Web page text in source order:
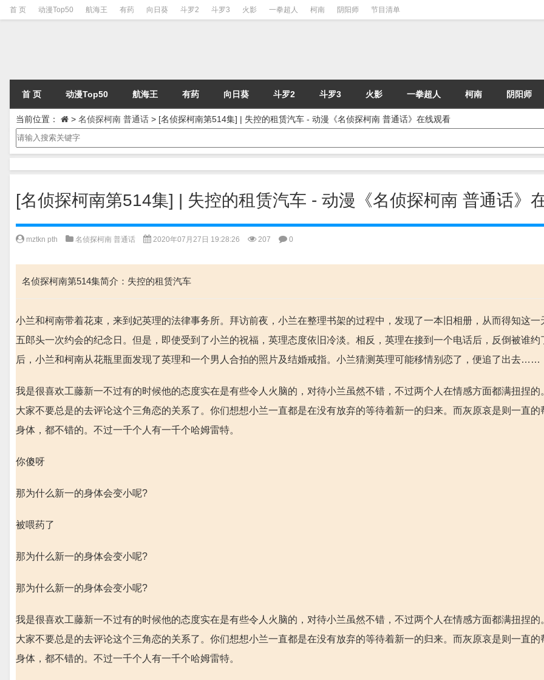
首 页 动漫Top50 航海王 有药 向日葵 斗罗2 斗罗3 火影 一拳超人 柯南 阴阳师 节目清单
首 页 动漫Top50 航海王 有药 向日葵 斗罗2 斗罗3 火影 一拳超人 柯南 阴阳师
当前位置： > 名侦探柯南 普通话 > [名侦探柯南第514集] | 失控的租赁汽车 - 动漫《名侦探柯南 普通话》在线观看
[名侦探柯南第514集] | 失控的租赁汽车 - 动漫《名侦探柯南 普通话》
mztkn pth 名侦探柯南 普通话 2020年07月27日 19:28:26 207 0
名侦探柯南第514集简介：失控的租赁汽车
小兰和柯南带着花束，来到妃英理的法律事务所。拜访前夜，小兰在整理书架的过程中，发现了一本旧相册，从而得知这一
五郎头一次约会的纪念日。但是，即使受到了小兰的祝福，英理态度依旧冷淡。相反，英理在接到一个电话后，反倒被谁约
后，小兰和柯南从花瓶里面发现了英理和一个男人合拍的照片及结婚戒指。小兰猜测英理可能移情别恋了，便追了出去……
我是很喜欢工藤新一不过有的时候他的态度实在是有些令人火脑的，对待小兰虽然不错，不过两个人在情感方面都满扭捏的
大家不要总是的去评论这个三角恋的关系了。你们想想小兰一直都是在没有放弃的等待着新一的归来。而灰原哀是则一直的
身体，都不错的。不过一千个人有一千个哈姆雷特。
你傻呀
那为什么新一的身体会变小呢?
被喂药了
那为什么新一的身体会变小呢?
那为什么新一的身体会变小呢?
我是很喜欢工藤新一不过有的时候他的态度实在是有些令人火脑的，对待小兰虽然不错，不过两个人在情感方面都满扭捏的
大家不要总是的去评论这个三角恋的关系了。你们想想小兰一直都是在没有放弃的等待着新一的归来。而灰原哀是则一直的
身体，都不错的。不过一千个人有一千个哈姆雷特。